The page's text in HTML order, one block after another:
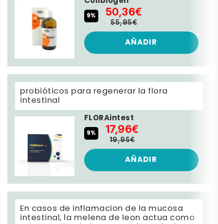
9% 50,36€
55,95€
AÑADIR
probióticos para regenerar la flora
intestinal
FLORAintest
9% 17,96€
19,95€
AÑADIR
En casos de inflamacion de la mucosa
intestinal, la melena de leon actua como